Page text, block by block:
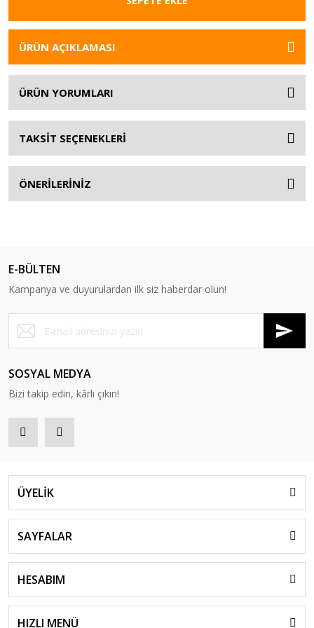
ÜRÜN AÇIKLAMASI
ÜRÜN YORUMLARI
TAKSİT SEÇENEKLERİ
ÖNERİLERİNİZ
E-BÜLTEN
Kampanya ve duyurulardan ilk siz haberdar olun!
SOSYAL MEDYA
Bizi takip edin, kârlı çıkın!
ÜYELİK
SAYFALAR
HESABIM
HIZLI MENÜ